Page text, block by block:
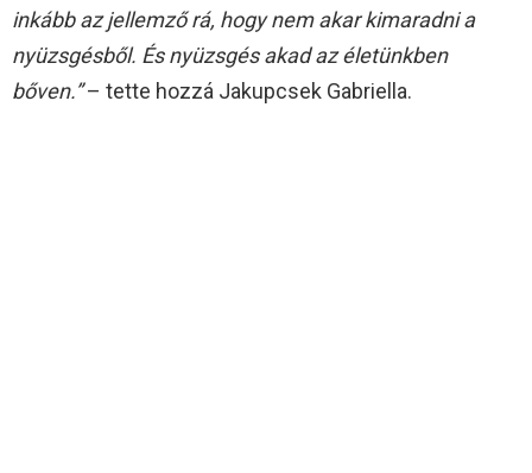
inkább az jellemző rá, hogy nem akar kimaradni a
nyüzsgésből. És nyüzsgés akad az életünkben
bőven.”– tette hozzá Jakupcsek Gabriella.